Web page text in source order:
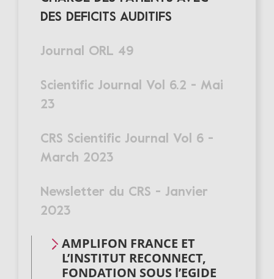
DES DEFICITS AUDITIFS
Journal ORL 49
Scientific Journal Vol 6.2 - Mai
23
CRS Scientific Journal Vol 6 -
March 2023
Newsletter du CRS - Janvier
2023
AMPLIFON FRANCE ET
L’INSTITUT RECONNECT,
FONDATION SOUS l’EGIDE